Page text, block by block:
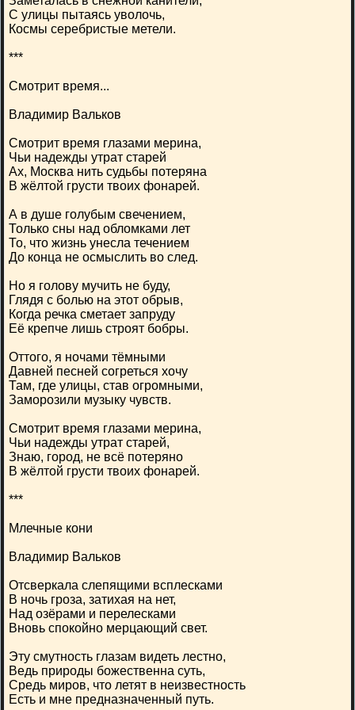
С улицы пытаясь уволочь,
Космы серебристые метели.
***
Смотрит время...
Владимир Вальков
Смотрит время глазами мерина,
Чьи надежды утрат старей
Ах, Москва нить судьбы потеряна
В жёлтой грусти твоих фонарей.
А в душе голубым свечением,
Только сны над обломками лет
То, что жизнь унесла течением
До конца не осмыслить во след.
Но я голову мучить не буду,
Глядя с болью на этот обрыв,
Когда речка сметает запруду
Её крепче лишь строят бобры.
Оттого, я ночами тёмными
Давней песней согреться хочу
Там, где улицы, став огромными,
Заморозили музыку чувств.
Смотрит время глазами мерина,
Чьи надежды утрат старей,
Знаю, город, не всё потеряно
В жёлтой грусти твоих фонарей.
***
Млечные кони
Владимир Вальков
Отсверкала слепящими всплесками
В ночь гроза, затихая на нет,
Над озёрами и перелесками
Вновь спокойно мерцающий свет.
Эту смутность глазам видеть лестно,
Ведь природы божественна суть,
Средь миров, что летят в неизвестность
Есть и мне предназначенный путь.